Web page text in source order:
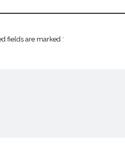
fields are marked *